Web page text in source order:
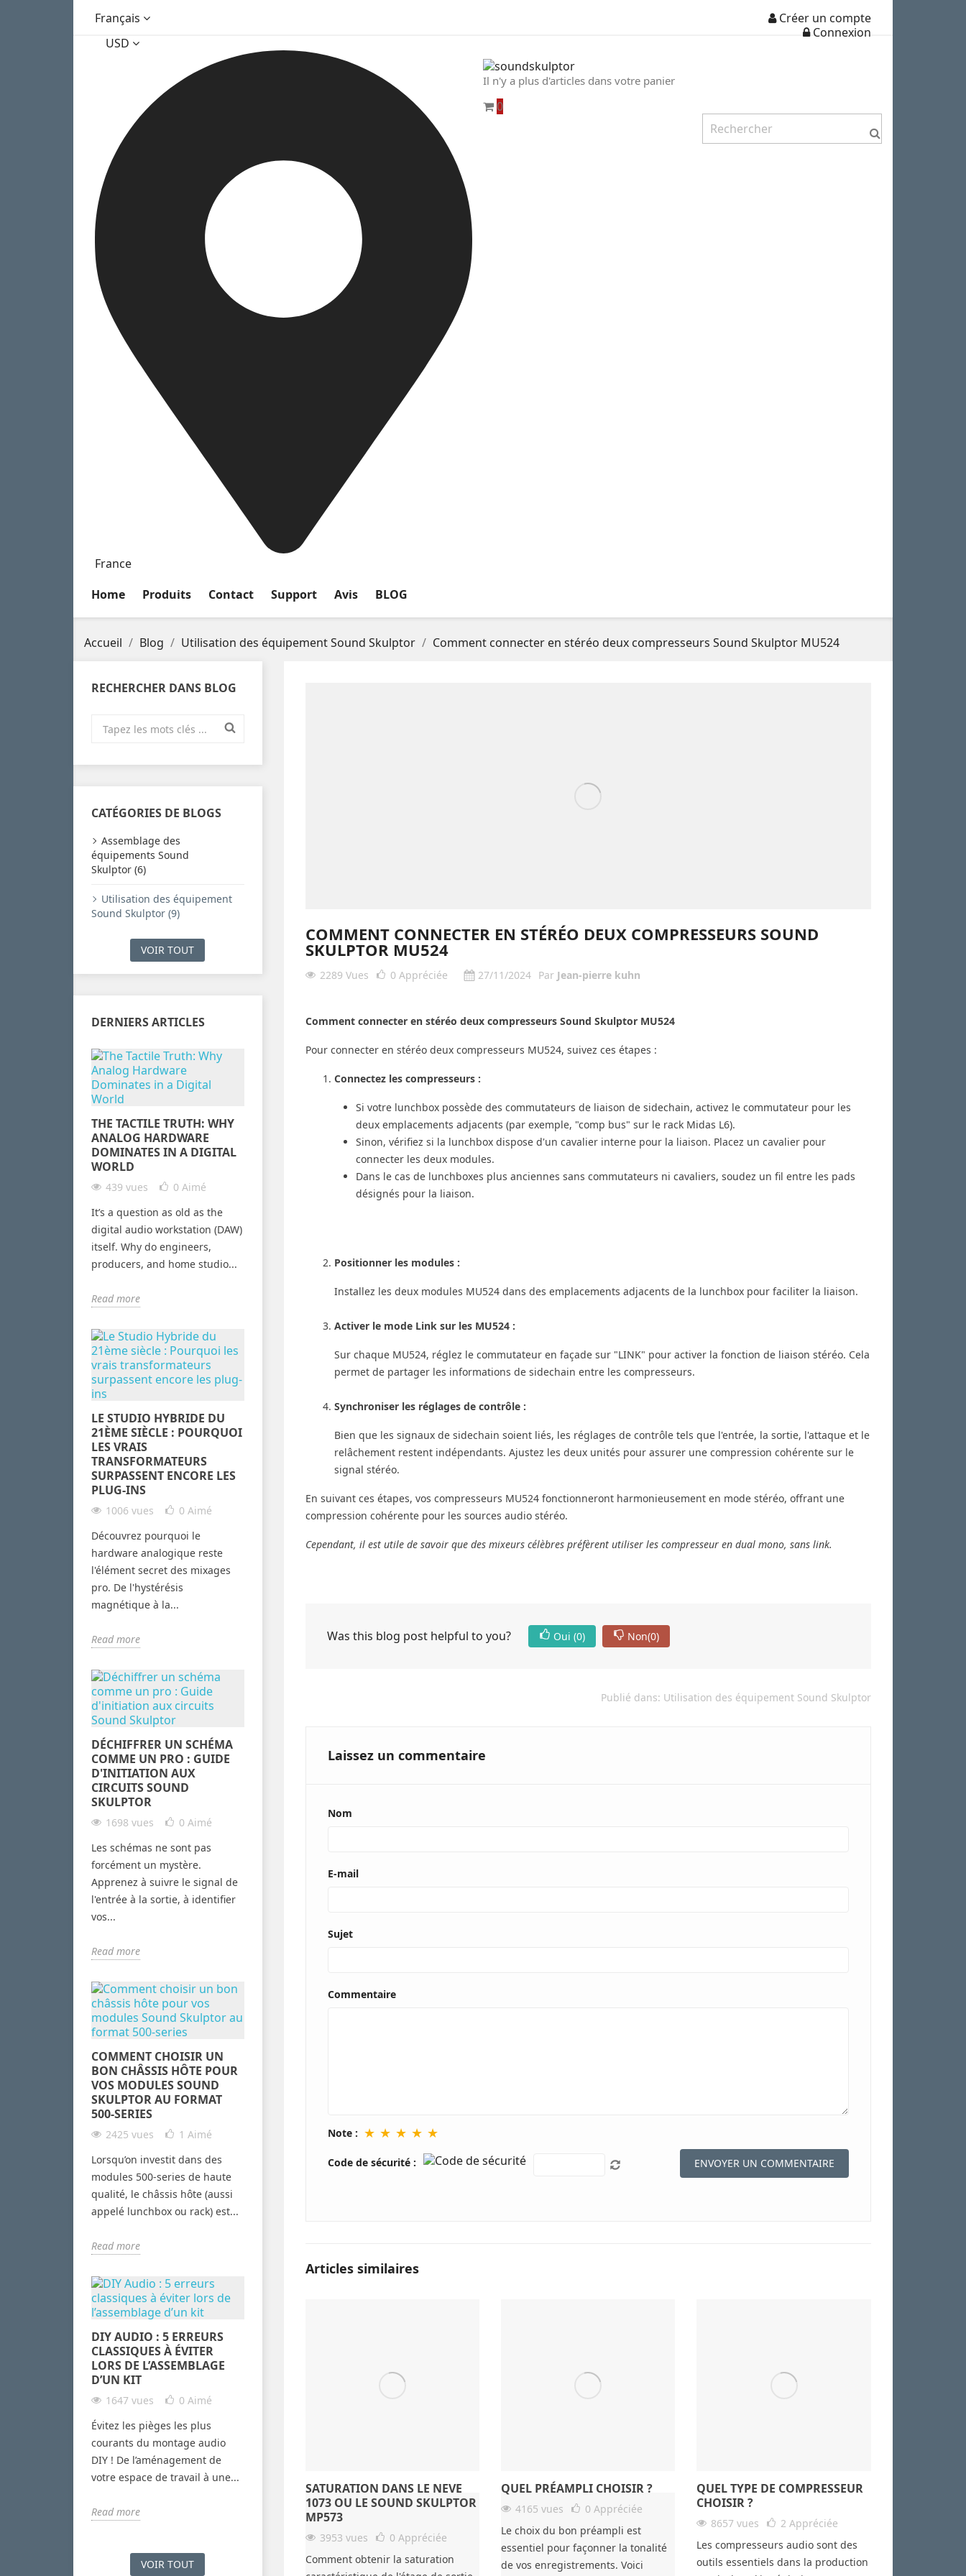
Français
USD
France
Créer un compte
Connexion
Il n'y a plus d'articles dans votre panier
0
Home Produits Contact Support Avis BLOG
Accueil Blog Utilisation des équipement Sound Skulptor Comment connecter en stéréo deux compresseurs Sound Skulptor MU524
RECHERCHER DANS BLOG
CATÉGORIES DE BLOGS
Assemblage des
équipements Sound
Skulptor (6)
Utilisation des équipement
Sound Skulptor (9)
VOIR TOUT
DERNIERS ARTICLES
THE TACTILE TRUTH: WHY
ANALOG HARDWARE
DOMINATES IN A DIGITAL
WORLD
439 vues 0 Aimé
It’s a question as old as the
digital audio workstation (DAW)
itself. Why do engineers,
producers, and home studio...
Read more
LE STUDIO HYBRIDE DU
21ÈME SIÈCLE : POURQUOI
LES VRAIS
TRANSFORMATEURS
SURPASSENT ENCORE LES
PLUG-INS
1006 vues 0 Aimé
Découvrez pourquoi le
hardware analogique reste
l'élément secret des mixages
pro. De l'hystérésis
magnétique à la...
Read more
DÉCHIFFRER UN SCHÉMA
COMME UN PRO : GUIDE
D'INITIATION AUX
CIRCUITS SOUND
SKULPTOR
1698 vues 0 Aimé
Les schémas ne sont pas
forcément un mystère.
Apprenez à suivre le signal de
l'entrée à la sortie, à identifier
vos...
Read more
COMMENT CHOISIR UN
BON CHÂSSIS HÔTE POUR
VOS MODULES SOUND
SKULPTOR AU FORMAT
500-SERIES
2425 vues 1 Aimé
Lorsqu’on investit dans des
modules 500-series de haute
qualité, le châssis hôte (aussi
appelé lunchbox ou rack) est...
Read more
DIY AUDIO : 5 ERREURS
CLASSIQUES À ÉVITER
LORS DE L’ASSEMBLAGE
D’UN KIT
1647 vues 0 Aimé
Évitez les pièges les plus
courants du montage audio
DIY ! De l’aménagement de
votre espace de travail à une...
Read more
VOIR TOUT
COMMENT CONNECTER EN STÉRÉO DEUX COMPRESSEURS SOUND
SKULPTOR MU524
2289 Vues 0 Appréciée 27/11/2024 Par Jean-pierre kuhn
Comment connecter en stéréo deux compresseurs Sound Skulptor MU524
Pour connecter en stéréo deux compresseurs MU524, suivez ces étapes :
Connectez les compresseurs :
Si votre lunchbox possède des commutateurs de liaison de sidechain, activez le commutateur pour les
deux emplacements adjacents (par exemple, "comp bus" sur le rack Midas L6).
Sinon, vérifiez si la lunchbox dispose d'un cavalier interne pour la liaison. Placez un cavalier pour
connecter les deux modules.
Dans le cas de lunchboxes plus anciennes sans commutateurs ni cavaliers, soudez un fil entre les pads
désignés pour la liaison.
Positionner les modules :
Installez les deux modules MU524 dans des emplacements adjacents de la lunchbox pour faciliter la liaison.
Activer le mode Link sur les MU524 :
Sur chaque MU524, réglez le commutateur en façade sur "LINK" pour activer la fonction de liaison stéréo. Cela
permet de partager les informations de sidechain entre les compresseurs.
Synchroniser les réglages de contrôle :
Bien que les signaux de sidechain soient liés, les réglages de contrôle tels que l'entrée, la sortie, l'attaque et le
relâchement restent indépendants. Ajustez les deux unités pour assurer une compression cohérente sur le
signal stéréo.
En suivant ces étapes, vos compresseurs MU524 fonctionneront harmonieusement en mode stéréo, offrant une
compression cohérente pour les sources audio stéréo.
Cependant, il est utile de savoir que des mixeurs célèbres préfèrent utiliser les compresseur en dual mono, sans link.
Was this blog post helpful to you? Oui (0) Non(0)
Publié dans: Utilisation des équipement Sound Skulptor
Laissez un commentaire
Nom
E-mail
Sujet
Commentaire
Note : ★ ★ ★ ★ ★
Code de sécurité :
Articles similaires
SATURATION DANS LE NEVE
1073 OU LE SOUND SKULPTOR
MP573
3953 vues 0 Appréciée
Comment obtenir la saturation
QUEL PRÉAMPLI CHOISIR ?
4165 vues 0 Appréciée
Le choix du bon préampli est
essentiel pour façonner la tonalité
de vos enregistrements. Voici
QUEL TYPE DE COMPRESSEUR
CHOISIR ?
8657 vues 2Appréciée
Les compresseurs audio sont des
outils essentiels dans la production